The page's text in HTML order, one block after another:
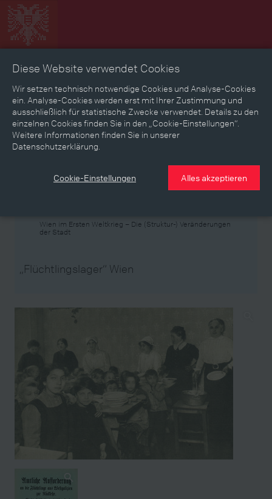
Zeitbild Zeitreise Landkarte Erinnerungen
Mediathek Textmodus
Themen Zeiträume Aspekte
Wien im Ersten Weltkrieg – Die (Struktur-) Veränderungen
der Stadt
„Flüchtlingslager“ Wien
Diese Website verwendet Cookies
Wir setzen technisch notwendige Cookies und Analyse-Cookies
ein. Analyse-Cookies werden erst mit Ihrer Zustimmung und
ausschließlich für statistische Zwecke verwendet. Details zu den
einzelnen Cookies finden Sie in den „Cookie-Einstellungen“.
Weitere Informationen finden Sie in unserer
Datenschutzerklärung.
Cookie-Einstellungen Alles akzeptieren